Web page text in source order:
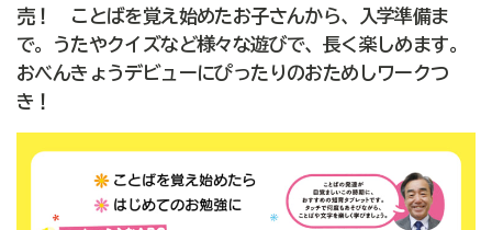
売！ ことばを覚え始めたお子さんから、入学準備ま
で。うたやクイズなど様々な遊びで、長く楽しめます。
おべんきょうデビューにぴったりのおためしワークつ
き！